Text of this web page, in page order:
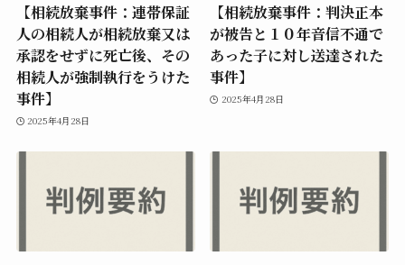
【相続放棄事件：連帯保証
人の相続人が相続放棄又は
承認をせずに死亡後、その
相続人が強制執行をうけた
事件】
2025年4月28日
【相続放棄事件：判決正本
が被告と１０年音信不通で
あった子に対し送達された
事件】
2025年4月28日